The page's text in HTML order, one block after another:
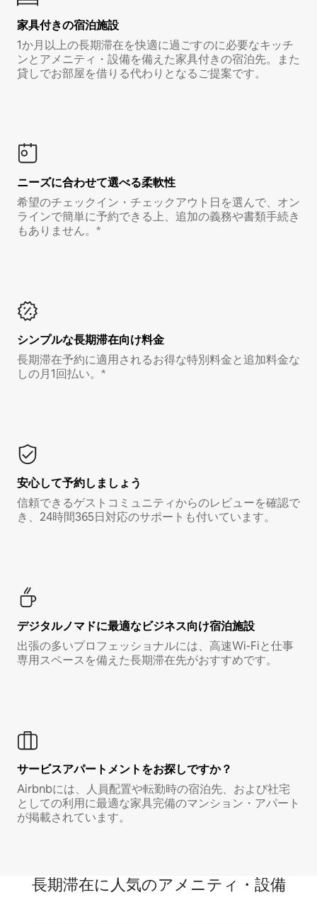
家具付き⁠の宿⁠泊⁠施⁠設
1か月以上の長期滞在を快適に過ごすのに必要なキッチ
ンとアメニティ・設備を備えた家具付きの宿泊先。また
貸しでお部屋を借りる代わりとなるご提案です。
ニーズに合わせて選べる柔軟性
希望のチェックイン・チェックアウト日を選んで、オン
ラインで簡単に予約できる上、追加の義務や書類手続き
もありません。*
シンプルな長期滞在向け料金
長期滞在予約に適用されるお得な特別料金と追加料金な
しの月1回払い。*
安心して予約しましょう
信頼できるゲストコミュニティからのレビューを確認で
き、24時間365日対応のサポートも付いています。
デジタルノマド⁠に最⁠適⁠なビ⁠ジ⁠ネ⁠ス⁠向⁠け宿⁠泊⁠施⁠設
出張の多いプロフェッショナルには、高速Wi-Fiと仕事
専用スペースを備えた長期滞在先がおすすめです。
サービスアパートメントをお探しですか？
Airbnbには、人員配置や転勤時の宿泊先、および社宅
としての利用に最適な家具完備のマンション・アパート
が掲載されています。
長期滞在に人気のアメニティ・設備